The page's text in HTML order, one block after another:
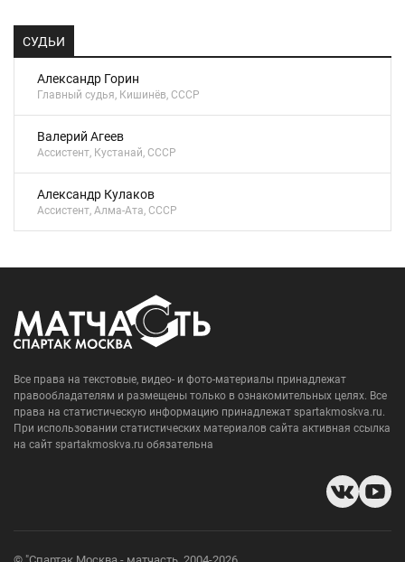
СУДЬИ
Александр Горин
Главный судья, Кишинёв, СССР
Валерий Агеев
Ассистент, Кустанай, СССР
Александр Кулаков
Ассистент, Алма-Ата, СССР
Все права на текстовые, видео- и фото-материалы принадлежат
правообладателям и размещены только в ознакомительных целях. Все
права на статистическую информацию принадлежат spartakmoskva.ru.
При использовании статистических материалов сайта активная ссылка
на сайт spartakmoskva.ru обязательна